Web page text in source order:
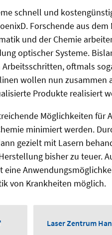
schnell und
Forschende aus
und der Chemie
optischer Systeme.
oftmals
wollen nun zusammen
Produkte realisiert
Möglichkeiten für
minimiert werden.
gezielt mit Lasern
bisher zu teuer.
eine
von Krankheiten möglich.
Laser Zentrum